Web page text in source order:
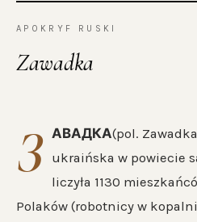
APOKRYF RUSKI
Zawadka
З АВАДКА(pol.
ukraińska w powiecie
liczyła 1130
Polaków (robotnicy w